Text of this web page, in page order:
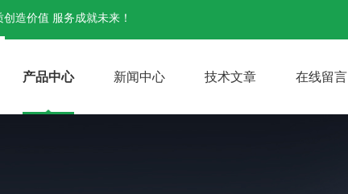
造价值 服务成就未来！
产品中心 新闻中心 技术文章 在线留言